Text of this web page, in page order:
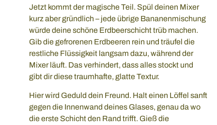
Jetzt kommt der magische Teil. Spül deinen Mixer
kurz aber gründlich – jede übrige Bananenmischung
würde deine schöne Erdbeerschicht trüb machen.
Gib die gefrorenen Erdbeeren rein und träufel die
restliche Flüssigkeit langsam dazu, während der
Mixer läuft. Das verhindert, dass alles stockt und
gibt dir diese traumhafte, glatte Textur.
Hier wird Geduld dein Freund. Halt einen Löffel sanft
gegen die Innenwand deines Glases, genau da wo
die erste Schicht den Rand trifft. Gieß die